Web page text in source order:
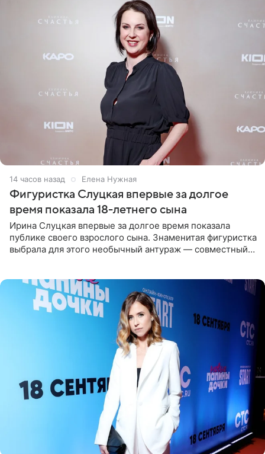
14 часов назад Елена Нужная
Фигуристка Слуцкая впервые за долгое
время показала 18-летнего сына
Ирина Слуцкая впервые за долгое время показала
публике своего взрослого сына. Знаменитая фигуристка
выбрала для этого необычный антураж — совместный